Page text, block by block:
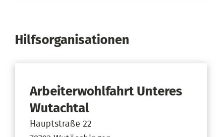
Hilfsorganisationen
Arbeiterwohlfahrt Unteres
Wutachtal
Hauptstraße 22